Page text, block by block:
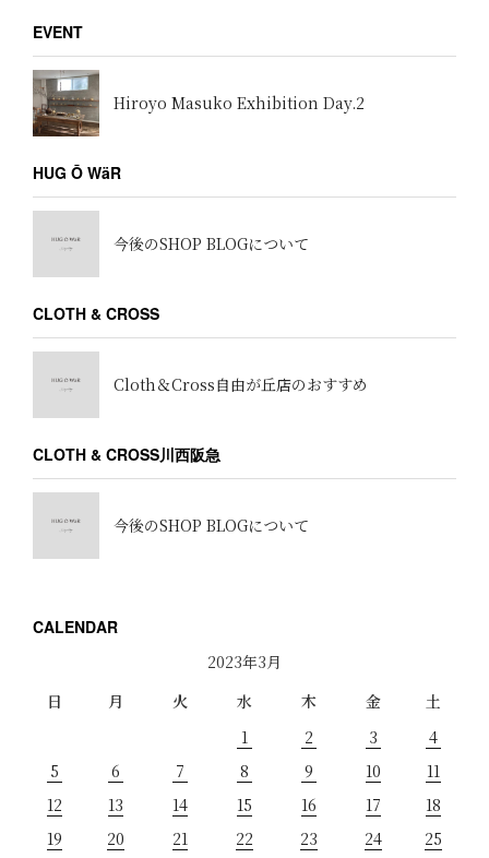
EVENT
Hiroyo Masuko Exhibition Day.2
HUG Ō WäR
今後のSHOP BLOGについて
CLOTH & CROSS
Cloth＆Cross自由が丘店のおすすめ
CLOTH & CROSS川西阪急
今後のSHOP BLOGについて
CALENDAR
2023年3月
日
月 火 水 木 金
土
1
2 3
4
5
6 7 8 9 10
11
12
13 14 15 16 17
18
19
20 21 22 23 24
25